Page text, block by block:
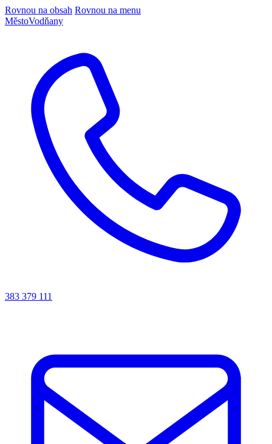
Rovnou na obsah Rovnou na menu
MěstoVodňany
383 379 111